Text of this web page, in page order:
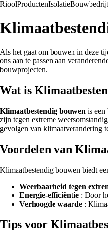
RioolProductenIsolatie
Als het gaat om bouwen in deze
ons aan te passen aan
bouwprojecten.
Wat is
Klimaatbestendig bouwen is een
zijn tegen extreme
gevolgen van klimaatverandering
Voordelen van
Klimaatbestendig bouwen biedt
Weerbaarheid tegen
Energie-efficiëntie : Door
Verhoogde waarde :
Tips voor